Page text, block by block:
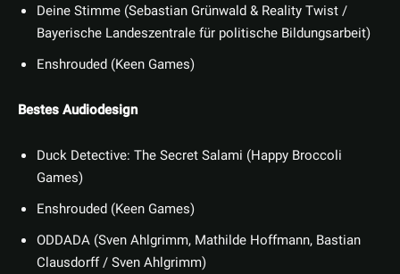
Deine Stimme (Sebastian Grünwald & Reality Twist /
Bayerische Landeszentrale für politische Bildungsarbeit)
Enshrouded (Keen Games)
Bestes Audiodesign
Duck Detective: The Secret Salami (Happy Broccoli
Games)
Enshrouded (Keen Games)
ODDADA (Sven Ahlgrimm, Mathilde Hoffmann, Bastian
Clausdorff / Sven Ahlgrimm)